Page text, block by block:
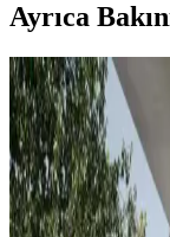
Ayrıca
Koltuk ve
Dekorasyonda
Koltuk ve aksesuar
yol açabilir. Halı,
dengelenerek